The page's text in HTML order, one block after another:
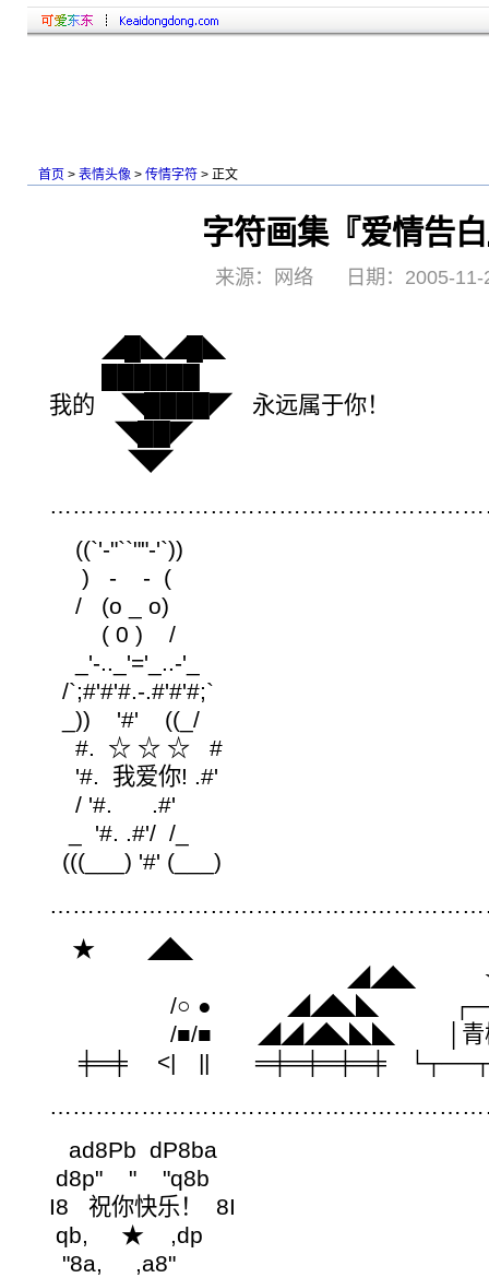
首页 > 表情头像 > 传情字符 > 正文
字符画集『爱情告
来源：网络 日期：2005-11-
◢█◣◢█◣
我的 ◥████◤ 永远属于你！
◥██◤
◥◤
((`'-"``""-'`))
) - - (
/ (o _ o)
( 0 ) /
_'-.._'='_..-'_
/`;#'#'#.-.#'#'#;`
_)) '#' ((_/
#. ☆ ☆ ☆ #
'#. 我爱你! .#'
/ '#. .#'
_ '#. .#'/ /_
(((___) '#' (___)
★ ◢◣
◢◢◣
/○ ● ◢◢◣◣
/■/■ ◢◢◢◣◣◣ │青梅
╪═╪ <| || ═╪═╪═╪═╪
ad8Pb dP8ba
d8p" " "q8b
I8 祝你快乐！ 8I
qb, ★ ,dp
"8a, ,a8"